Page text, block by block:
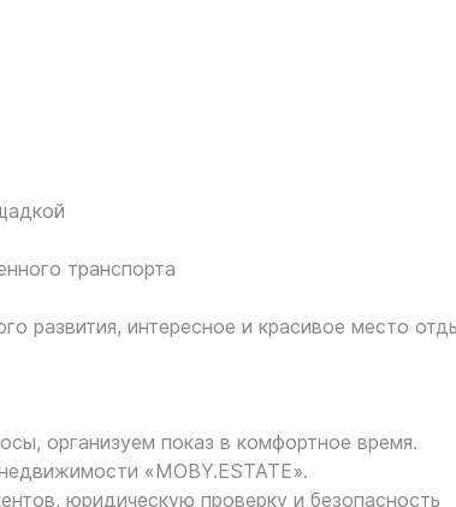
транспорта
развития, интересное и красивое место
организуем показ в комфортное время.
«MOBY.ESTATE».
юридическую проверку и безопасность